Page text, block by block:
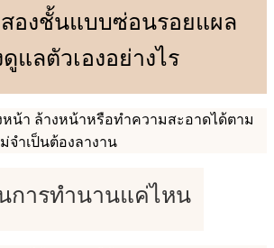
องชั้นแบบซ่อนรอยแผล
แลตัวเองอย่างไร
น้า ล้างหน้าหรือทำความสะอาดได้ตาม
จำเป็นต้องลางาน
นการทำนานแค่ไหน